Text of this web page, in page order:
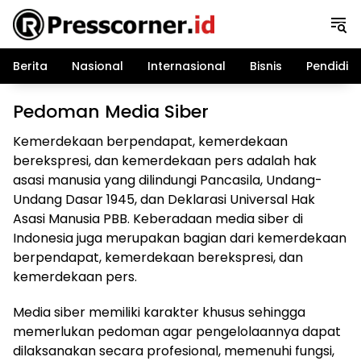
Langsung
konten
Berita
Nasional Internasional Bisnis
Pedoman Media Siber
Kemerdekaan berpendapat, kemerdekaan
berekspresi, dan kemerdekaan pers adalah hak
asasi manusia yang dilindungi Pancasila, Undang-
Undang Dasar 1945, dan Deklarasi Universal Hak
Asasi Manusia PBB. Keberadaan media siber di
Indonesia juga merupakan bagian dari kemerdekaan
berpendapat, kemerdekaan berekspresi, dan
kemerdekaan pers.
Media siber memiliki karakter khusus sehingga
memerlukan pedoman agar pengelolaannya dapat
dilaksanakan secara profesional, memenuhi fungsi,